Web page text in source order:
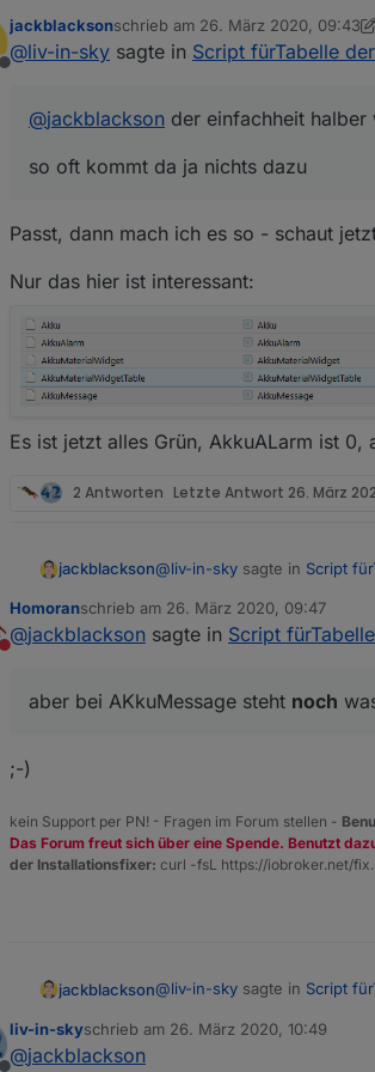
in der vis - das ergebnis wird in
so oft kommt da ja nichts dazu
Offline
jackblacksonschrieb am 26. März 2020, 09:43
zuletzt editiert von jackblackson
@liv-in-sky sagte in Script fürTabelle
@jackblackson der einfachheit
so oft kommt da ja nichts dazu
Passt, dann mach ich es so - schaut
Nur das hier ist interessant:
Es ist jetzt alles Grün, AkkuALarm ist
2 Antworten Letzte Antwort 26. März
jackblackson@liv-in-sky sagte in Script
@jackblackson der
Es ist jetzt alles Grün,
Nicht stören
Homoranschrieb am 26. März 2020, 09:47
zuletzt editiert von
@jackblackson sagte in Script
aber bei AKkuMessage steht noch
;-)
kein Support per PN! - Fragen im Forum stellen -
Das Forum freut sich über eine Spende. Benutzt
der Installationsfixer: curl -fsL https://iobroker.net/
jackblackson@liv-in-sky sagte in Script
liv-in-skyschrieb am 26. März 2020, 10:49
zuletzt editiert von
@jackblackson